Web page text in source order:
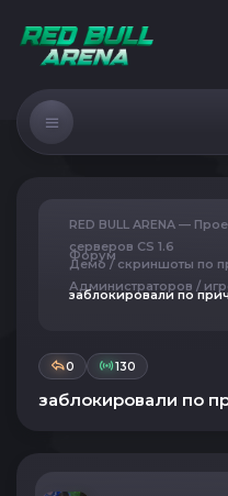
RED BULL ARENA —
серверов CS 1.6
Форум
Демо / скриншоты по
Администраторов /
заблокировали по
0 130
заблокировали по